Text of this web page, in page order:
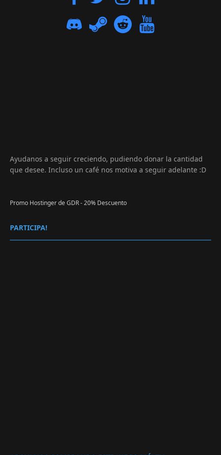
Ayudanos a seguir creciendo, pudiendo donar la cantidad
que desee. Incluso un café nos motiva a seguir adelante :D
Promo Hostinger de GDR - 20% Descuento
PARTICIPA!